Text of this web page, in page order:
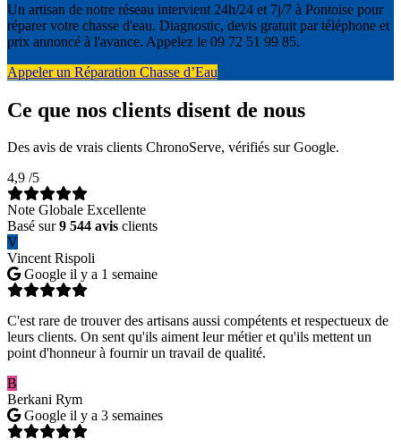
Un artisan de notre réseau intervient 24h/24 et 7j/7 à Pontoise pour
réparer votre chasse d'eau. Diagnostic, devis gratuit par téléphone et
prix annoncé à l'avance. Appelez le 09 72 51 99 85.
Appeler un Réparation Chasse d’Eau
Ce que nos clients disent de nous
Des avis de vrais clients ChronoServe, vérifiés sur Google.
4,9 /5
Note Globale Excellente
Basé sur9 544 avis clients
V
Vincent Rispoli
Google il y a 1 semaine
C'est rare de trouver des artisans aussi compétents et respectueux de
leurs clients. On sent qu'ils aiment leur métier et qu'ils mettent un
point d'honneur à fournir un travail de qualité.
B
Berkani Rym
Google il y a 3 semaines